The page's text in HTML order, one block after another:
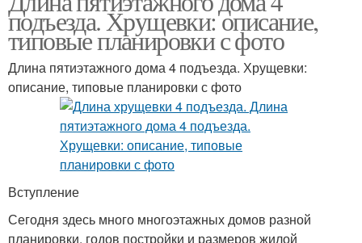
подъезда. Хрущевки: описание,
типовые планировки с фото
Длина пятиэтажного дома 4 подъезда. Хрущевки:
описание, типовые планировки с фото
Вступление
Сегодня здесь много многоэтажных домов разной
планировки, годов постройки и размеров жилой